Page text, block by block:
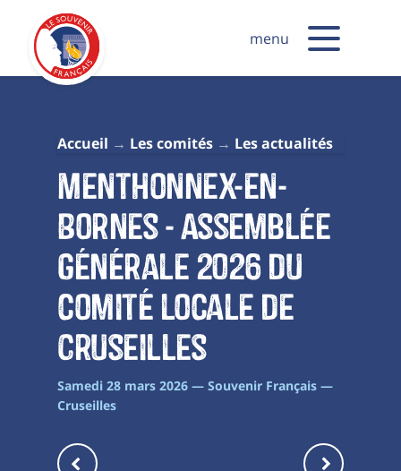
menu
Accueil Les comités Les actualités
Menthonnex-en-
Bornes - Assemblée
générale 2026 du
comité locale de
Cruseilles
Samedi 28 mars 2026 — Souvenir Français —
Cruseilles